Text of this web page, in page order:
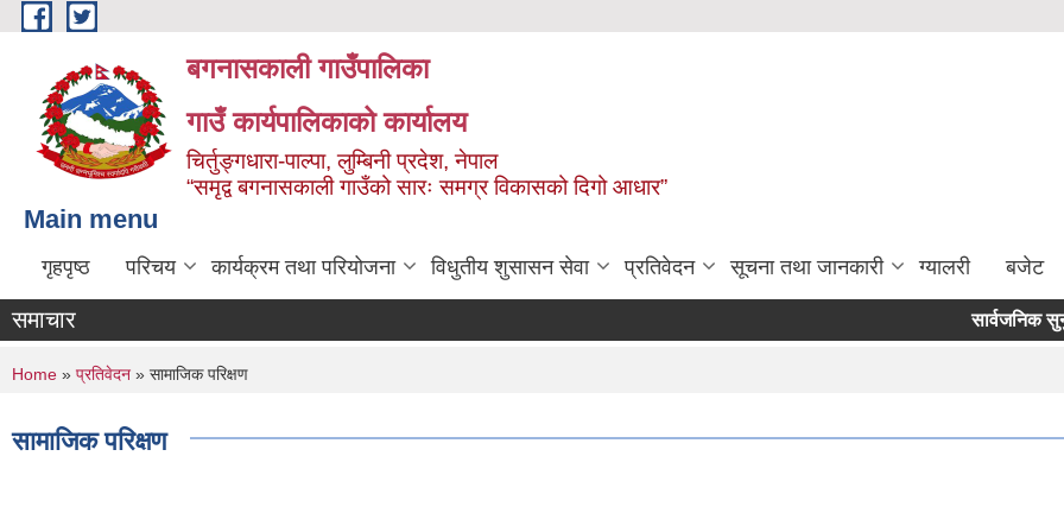
Skip to main content
बगनासकाली गाउँपालिका
गाउँ कार्यपालिकाको कार्यालय
चिर्तुङ्गधारा-पाल्पा, लुम्बिनी प्रदेश, नेपाल
“समृद्व बगनासकाली गाउँको सारः समग्र विकासको दिगो आधार”
Main menu
गृहपृष्ठ परिचय कार्यक्रम तथा परियोजना विधुतीय शुसासन सेवा प्रतिवेदन सूचना तथा जानकारी ग्यालरी बजेट
समाचार सार्वजनिक सुनुवाइ
You are here
Home » प्रतिवेदन » सामाजिक परिक्षण
सामाजिक परिक्षण